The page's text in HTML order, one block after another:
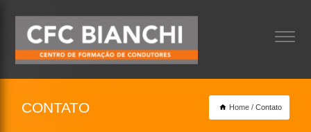
CONTATO Home Contato